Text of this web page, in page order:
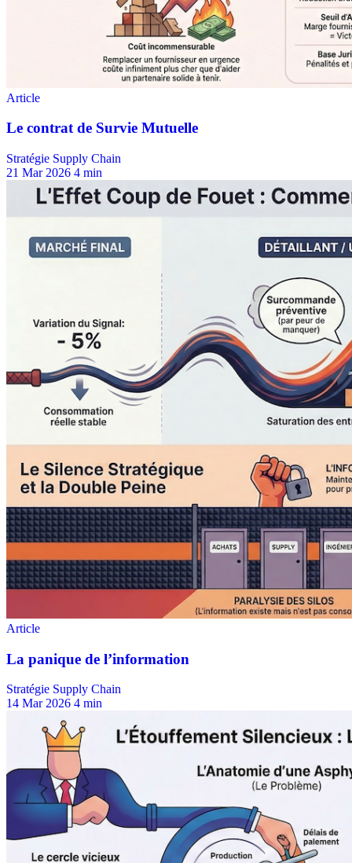
Stratégie Supply Chain
21 Mar 2026 4 min
Stratégie Supply Chain
14 Mar 2026 4 min